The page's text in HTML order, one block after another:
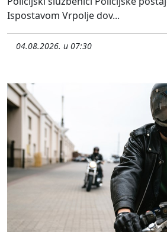
Ispostavom Vrpolje dov...
04.08.2026. u 07:30